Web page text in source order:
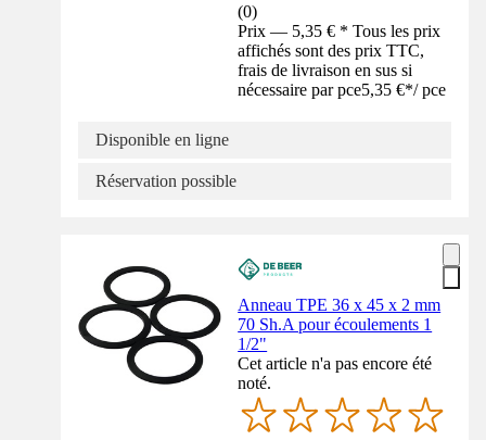
(0)
Prix — 5,35 € * Tous les prix
affichés sont des prix TTC,
frais de livraison en sus si
nécessaire par pce5,35 €*/ pce
Disponible en ligne
Réservation possible
Anneau TPE 36 x 45 x 2 mm
70 Sh.A pour écoulements 1
1/2"
Cet article n'a pas encore été
noté.